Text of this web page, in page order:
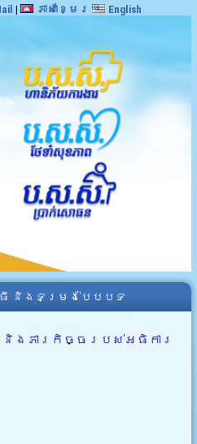
| ភាសាខ្មែរ English
និងទម្រង់បែបបទ
និងភារកិច្ចរបស់អធិការ